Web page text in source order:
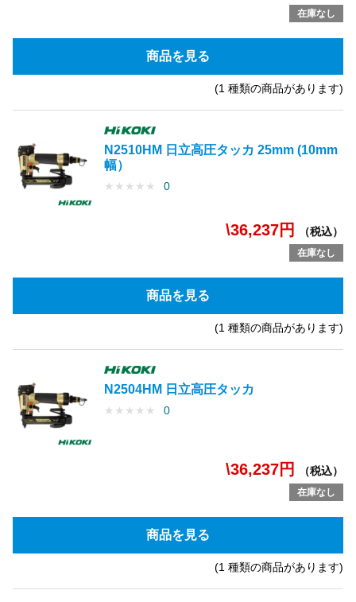
在庫なし
商品を見る
(1 種類の商品があります)
N2510HM 日立高圧タッカ 25mm (10mm
幅）
★ ★ ★ ★ ★ 0
\36,237円 （税込）
在庫なし
商品を見る
(1 種類の商品があります)
N2504HM 日立高圧タッカ
★ ★ ★ ★ ★ 0
\36,237円 （税込）
在庫なし
商品を見る
(1 種類の商品があります)